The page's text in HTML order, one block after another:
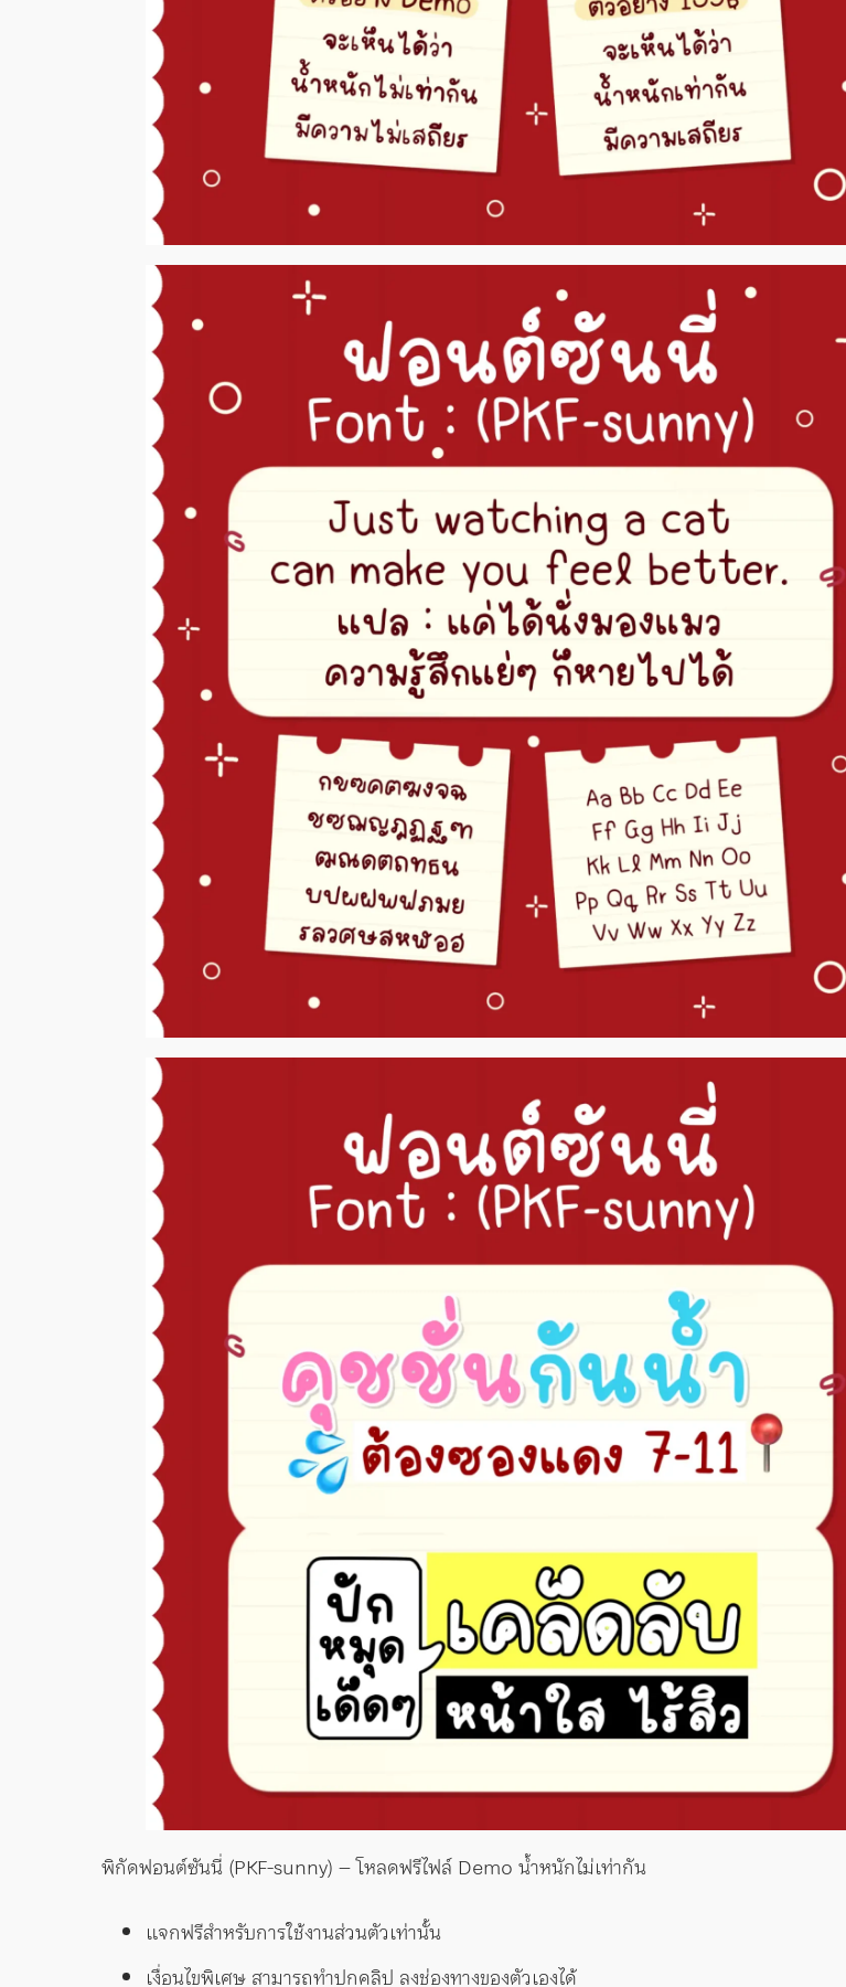
พิกัดฟอนต์ซันนี่ (PKF-sunny) – โหลดฟรีไฟล์ Demo น้ำหนักไม่เท่ากัน
แจกฟรีสำหรับการใช้งานส่วนตัวเท่านั้น
เงื่อนไขพิเศษ สามารถทำปกคลิป ลงช่องทางของตัวเองได้